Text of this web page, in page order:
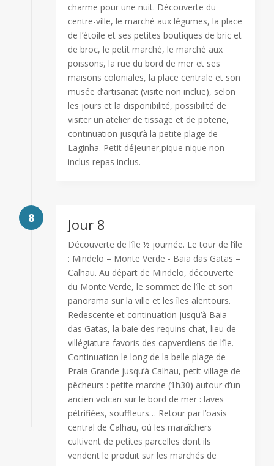
charme pour une nuit. Découverte du
centre-ville, le marché aux légumes, la place
de l’étoile et ses petites boutiques de bric et
de broc, le petit marché, le marché aux
poissons, la rue du bord de mer et ses
maisons coloniales, la place centrale et son
musée d’artisanat (visite non inclue), selon
les jours et la disponibilité, possibilité de
visiter un atelier de tissage et de poterie,
continuation jusqu’à la petite plage de
Laginha. Petit déjeuner,pique nique non
inclus repas inclus.
8 Jour 8
Découverte de l’île ½ journée. Le tour de l’île
: Mindelo – Monte Verde - Baia das Gatas –
Calhau. Au départ de Mindelo, découverte
du Monte Verde, le sommet de l’île et son
panorama sur la ville et les îles alentours.
Redescente et continuation jusqu’à Baia
das Gatas, la baie des requins chat, lieu de
villégiature favoris des capverdiens de l’île.
Continuation le long de la belle plage de
Praia Grande jusqu’à Calhau, petit village de
pêcheurs : petite marche (1h30) autour d’un
ancien volcan sur le bord de mer : laves
pétrifiées, souffleurs… Retour par l’oasis
central de Calhau, où les maraîchers
cultivent de petites parcelles dont ils
vendent le produit sur les marchés de